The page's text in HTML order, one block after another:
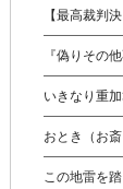
【最高裁判
『偽りその
いきなり重
おとき（お
この地雷を